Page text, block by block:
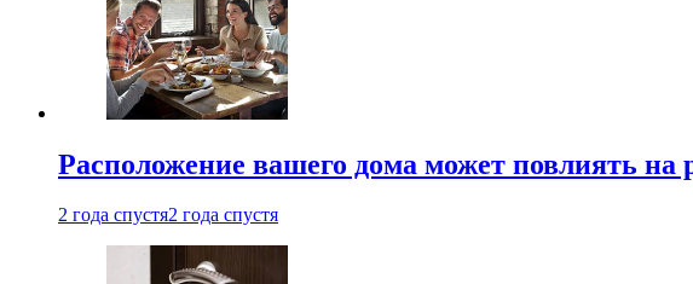
Расположение вашего дома может повлиять на
2 года спустя2 года спустя